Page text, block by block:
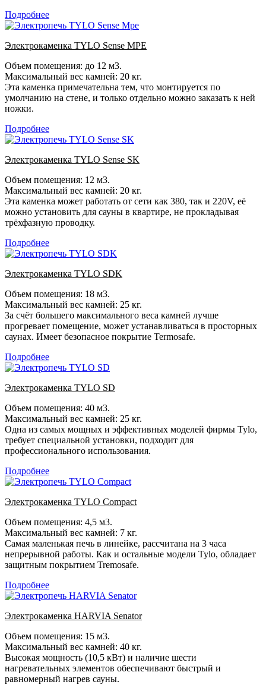
Подробнее
Электрокаменка TYLO Sense MPE
Объем помещения: до 12 м3.
Максимальный вес камней: 20 кг.
Эта каменка примечательна тем, что монтируется по
умолчанию на стене, и только отдельно можно заказать к ней
ножки.
Подробнее
Электрокаменка TYLO Sense SK
Объем помещения: 12 м3.
Максимальный вес камней: 20 кг.
Эта каменка может работать от сети как 380, так и 220V, её
можно установить для сауны в квартире, не прокладывая
трёхфазную проводку.
Подробнее
Электрокаменка TYLO SDK
Объем помещения: 18 м3.
Максимальный вес камней: 25 кг.
За счёт большего максимального веса камней лучше
прогревает помещение, может устанавливаться в просторных
саунах. Имеет безопасное покрытие Termosafe.
Подробнее
Электрокаменка TYLO SD
Объем помещения: 40 м3.
Максимальный вес камней: 25 кг.
Одна из самых мощных и эффективных моделей фирмы Tylo,
требует специальной установки, подходит для
профессионального использования.
Подробнее
Электрокаменка TYLO Compact
Объем помещения: 4,5 м3.
Максимальный вес камней: 7 кг.
Самая маленькая печь в линейке, рассчитана на 3 часа
непрерывной работы. Как и остальные модели Tylo, обладает
защитным покрытием Tremosafe.
Подробнее
Электрокаменка HARVIA Senator
Объем помещения: 15 м3.
Максимальный вес камней: 40 кг.
Высокая мощность (10,5 кВт) и наличие шести
нагревательных элементов обеспечивают быстрый и
равномерный нагрев сауны.